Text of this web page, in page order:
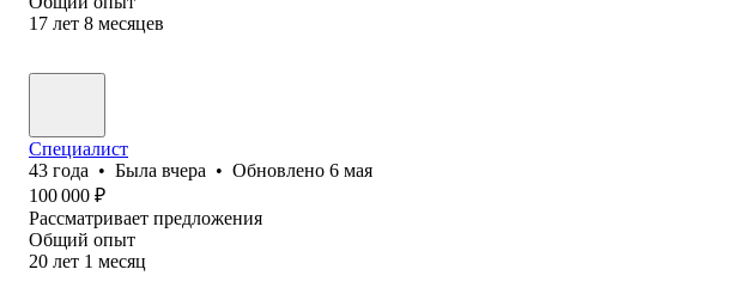
17 лет 8 месяцев
Специалист
43 года • Была вчера • Обновлено 6 мая
100 000 ₽
Рассматривает предложения
Общий опыт
20 лет 1 месяц